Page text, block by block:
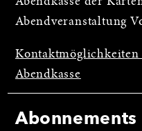
Abendveranstaltung
Abendkasse
Abonnements